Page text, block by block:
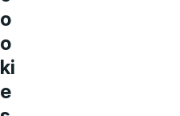
u
w
D
o
o
ki
e